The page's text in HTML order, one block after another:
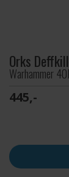
Orks
Warhammer
445,-